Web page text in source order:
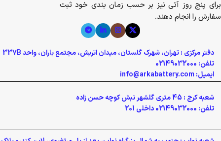
برای پنج روز آتی نیز بر حسب زمان بندی خود ثبت
سفارش را انجام دهند.
دفتر مرکزی : تهران، شهرک گلستان، میدان اتریش، مجتمع باران، واحد 337B
تلفن: 02149032000
ایمیل: info@arkabattery.com
شعبه کرج : 45 متری گلشهر نبش کوچه حسن زاده
تلفن: 02149032000 داخلی 201